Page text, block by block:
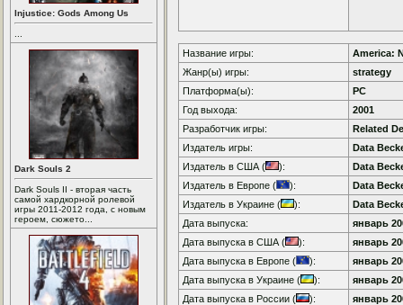
Injustice: Gods Among Us
Dark Souls 2
Dark Souls II - вторая часть
самой хардкорной ролевой
игры 2011-2012 года, с новым
героем, сюжето...
Название игры:
America:
Жанр(ы) игры:
strategy
Платформа(ы):
PC
Год выхода:
2001
Разработчик игры:
Related
Издатель игры:
Data
Издатель в США (
):
Data
Издатель в Европе (
):
Data
Издатель в Украине (
):
Data
Дата выпуска:
январь
Дата выпуска в США (
):
январь
Дата выпуска в Европе (
):
январь
Дата выпуска в Украине (
):
январь
Дата выпуска в России (
):
январь